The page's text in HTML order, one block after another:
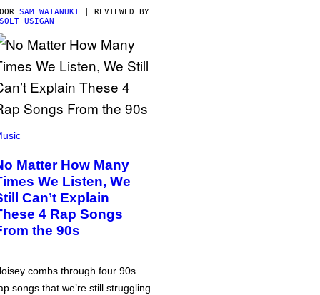
SAM WATANUKI | REVIEWED BY
USIGAN
Matter How Many
We Listen, We
Can’t Explain
4 Rap Songs
the 90s
combs through four 90s
songs that we’re still struggling